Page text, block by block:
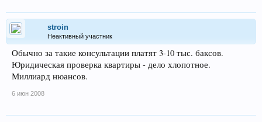
stroin
Неактивный участник
Обычно за такие консультации платят 3-10 тыс. баксов.
Юридическая проверка квартиры - дело хлопотное.
Миллиард нюансов.
6 июн 2008